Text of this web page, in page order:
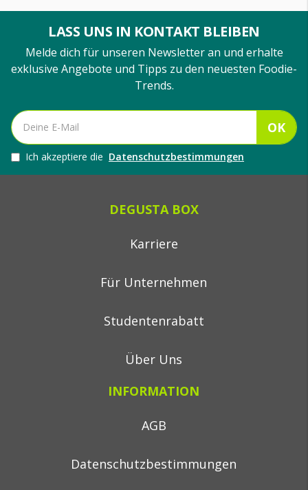
LASS UNS IN KONTAKT BLEIBEN
Melde dich für unseren Newsletter an und erhalte
exklusive Angebote und Tipps zu den neuesten Foodie-
Trends.
OK
Ich akzeptiere die Datenschutzbestimmungen
DEGUSTA BOX
Karriere
Für Unternehmen
Studentenrabatt
Über Uns
INFORMATION
AGB
Datenschutzbestimmungen